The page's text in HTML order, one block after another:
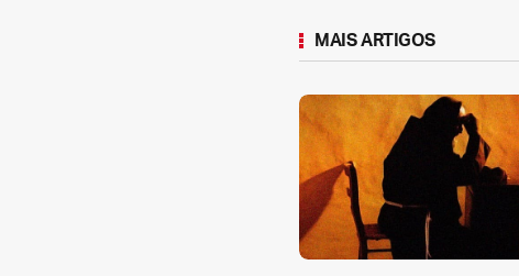
MAIS ARTIGOS